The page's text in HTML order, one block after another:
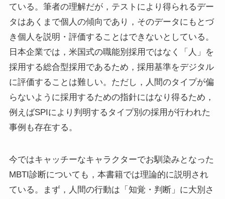
ている。筆者の理解だが，テストにより得られるデー
タはあくまで個人の傾向であり，そのデータにもとづ
き個人を説明・評価することはできないとしている。
日本企業では，米国式の職能別採用ではなく「人」を
採用する総合型採用であるため，採用基準をデジタル
に評価することは難しい。ただし，人間のタイプが偏
らないように採用するための指針にはなり得るため，
例えばSPIにより判明するタイプ別の採用が行われた
事例も存在する。
今ではキャッチーなキャラクターでお馴染みとなった
MBTI診断についても，本書籍では理論的に説明され
ている。まず，人間の行動は「知覚・判断」に大別さ